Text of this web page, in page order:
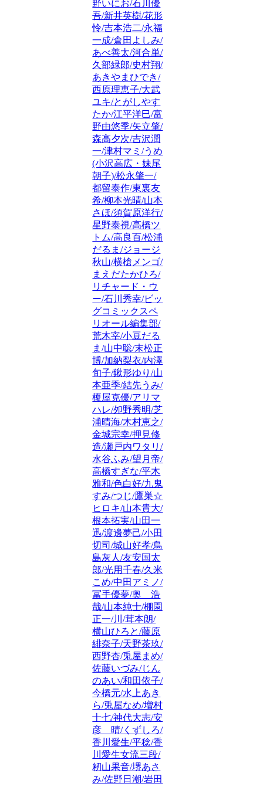
野いにお/石川優
吾/新井英樹/花形
怜/吉本浩二/永福
一成/倉田よしみ/
あべ善太/河合単/
久部緑郎/史村翔/
あきやまひでき/
西原理恵子/大武
ユキ/とがしやす
たか/江平洋巳/富
野由悠季/矢立肇/
森高夕次/吉沢潤
一/津村マミ/うめ
(小沢高広・妹尾
朝子)/松永肇一/
都留泰作/東裏友
希/柳本光晴/山本
さほ/須賀原洋行/
星野泰視/高橋ツ
トム/高良百/松浦
だるま/ジョージ
秋山/横槍メンゴ/
まえだたかひろ/
リチャード・ウ
ー/石川秀幸/ビッ
グコミックスペ
リオール編集部/
荒木宰/小豆だる
ま/山中聡/末松正
博/加納梨衣/内澤
旬子/鍬形ゆり/山
本亜季/結先うみ/
榎屋克優/アリマ
ハレ/夘野秀明/芝
浦晴海/木村恵之/
金城宗幸/押見修
造/瀬戸内ワタリ/
水谷ふみ/望月帝/
高橋すぎな/平木
雅和/色白好/九鬼
すみ/つじ/鷹巣☆
ヒロキ/山本貴大/
根本拓実/山田一
迅/渡邊夢己/小田
切司/城山好孝/鳥
島灰人/友安国太
郎/光用千春/久米
こめ/中田アミノ/
冨手優夢/奥 浩
哉/山本純士/棚園
正一/川/茸本朗/
横山ひろと/藤原
緋奈子/天野茶玖/
西野杏/兎屋まめ/
佐藤いづみ/じん
のあい/和田依子/
今橋元/水上あき
ら/兎屋なめ/増村
十七/神代大志/安
彦 晴/くずしろ/
香川愛生/平稔/香
川愛生女流三段/
籾山果音/堺あさ
み/佐野日潮/岩田